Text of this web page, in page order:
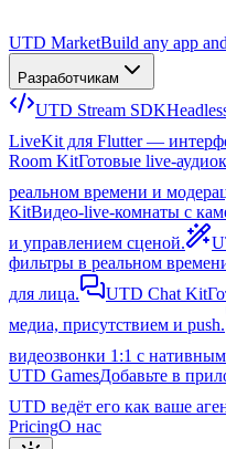
UTD MarketBuild any app
Разработчикам
UTD Stream SDK
LiveKit для Flutter —
Room KitГотовые live-
реальном времени и
KitВидео-live-комнаты с
и управлением сценой.
фильтры в реальном
для лица.
UTD Chat Kit
медиа, присутствием и push.
видеозвонки 1:1 с
UTD GamesДобавьте в
UTD ведёт его как ваше
PricingО нас